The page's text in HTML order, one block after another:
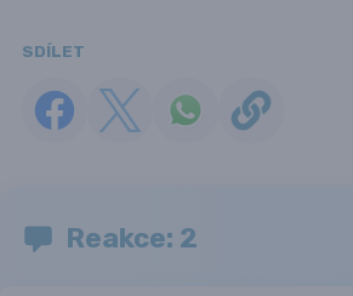
SDÍLET
Reakce: 2